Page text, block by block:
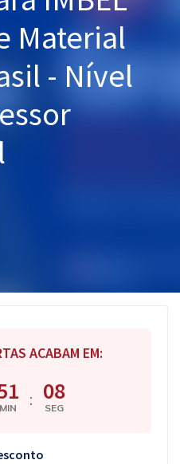
Material
- Nível
ACABAM EM:
MIN : 07
SEG